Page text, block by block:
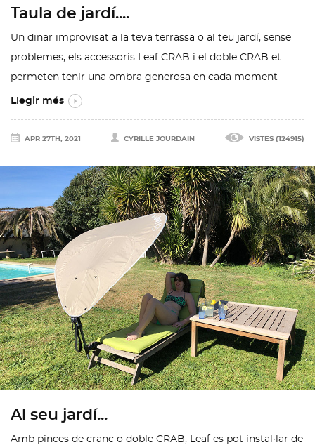
Taula de jardí....
Un dinar improvisat a la teva terrassa o al teu jardí, sense
problemes, els accessoris Leaf CRAB i el doble CRAB et
permeten tenir una ombra generosa en cada moment
Llegir més
APR 27TH, 2021 CYRILLE JOURDAIN VISTES (124915)
Al seu jardí...
Amb pinces de cranc o doble CRAB, Leaf es pot instal·lar de